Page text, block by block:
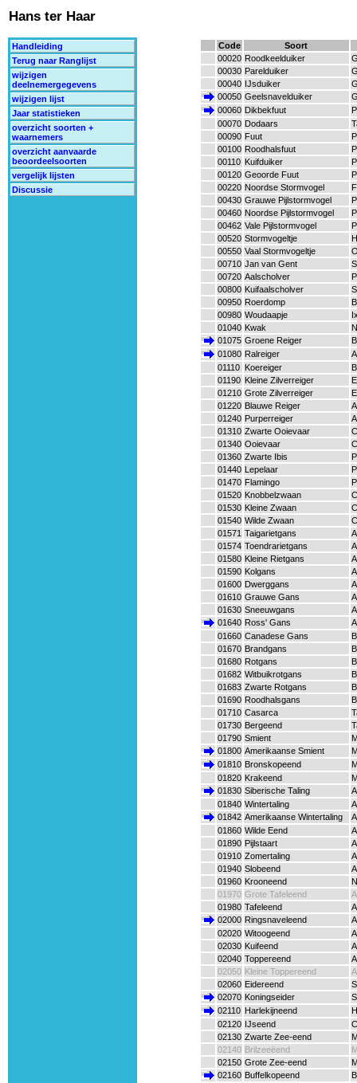
Hans ter Haar
Handleiding
Terug naar Ranglijst
wijzigen
deelnemergegevens
wijzigen lijst
Jaar statistieken
overzicht soorten +
waarnemers
overzicht aanvaarde
beoordeelsoorten
vergelijk lijsten
Discussie
Code
Soort
00020 Roodkeelduiker
00030 Parelduiker
00040 IJsduiker
00050 Geelsnavelduiker
00060 Dikbekfuut
00070 Dodaars
00090 Fuut
00100 Roodhalsfuut
00110 Kuifduiker
00120 Geoorde Fuut
00220 Noordse Stormvogel
00430 Grauwe Pijlstormvogel
00460 Noordse Pijlstormvogel
00462 Vale Pijlstormvogel
00520 Stormvogeltje
00550 Vaal Stormvogeltje
00710 Jan van Gent
00720 Aalscholver
00800 Kuifaalscholver
00950 Roerdomp
00980 Woudaapje
01040 Kwak
01075 Groene Reiger
01080 Ralreiger
01110
Koereiger
01190 Kleine Zilverreiger
01210 Grote Zilverreiger
01220 Blauwe Reiger
01240 Purperreiger
01310 Zwarte Ooievaar
01340 Ooievaar
01360 Zwarte Ibis
01440 Lepelaar
01470 Flamingo
01520 Knobbelzwaan
01530 Kleine Zwaan
01540 Wilde Zwaan
01571 Taigarietgans
01574 Toendrarietgans
01580 Kleine Rietgans
01590 Kolgans
01600 Dwerggans
01610 Grauwe Gans
01630 Sneeuwgans
01640 Ross' Gans
01660 Canadese Gans
01670 Brandgans
01680 Rotgans
01682 Witbuikrotgans
01683 Zwarte Rotgans
01690 Roodhalsgans
01710 Casarca
01730 Bergeend
01790 Smient
01800 Amerikaanse Smient
01810 Bronskopeend
01820 Krakeend
01830 Siberische Taling
01840 Wintertaling
01842 Amerikaanse Wintertaling
01860 Wilde Eend
01890 Pijlstaart
01910 Zomertaling
01940 Slobeend
01960 Krooneend
01970 Grote Tafeleend
01980 Tafeleend
02000 Ringsnaveleend
02020 Witoogeend
02030 Kuifeend
02040 Toppereend
02050 Kleine Toppereend
02060 Eidereend
02070 Koningseider
02110 Harlekijneend
02120 IJseend
02130 Zwarte Zee-eend
02140 Brilzeeëend
02150 Grote Zee-eend
02160 Buffelkopeend